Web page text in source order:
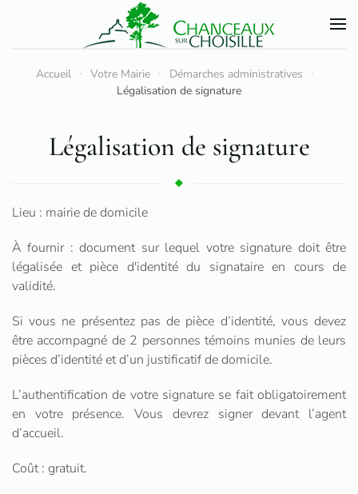
Accéder au contenu principal
Accueil Votre Mairie
Démarches administratives
Légalisation de signature
Légalisation de signature
Lieu : mairie de domicile
À fournir : document sur lequel votre signature doit être
légalisée et pièce d'identité du signataire en cours de
validité.
Si vous ne présentez pas de pièce d’identité, vous devez
être accompagné de 2 personnes témoins munies de leurs
pièces d’identité et d’un justificatif de domicile.
L’authentification de votre signature se fait obligatoirement
en votre présence. Vous devrez signer devant l’agent
d’accueil.
Coût : gratuit.